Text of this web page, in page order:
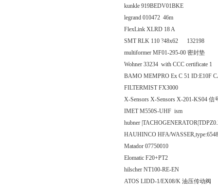
kunkle 919BEDV01BKE
legrand 010472 46m
FlexLink XLRD 18 A
SMT RLK 110 ?48x62 132198
multiformer MF01-295-00 密封垫
Wohner 33234 with CCC certificate 1
BAMO MEMPRO Ex C 51 ID:E10F
FILTERMIST FX3000
X-Sensors X-Sensors X-201-KS04 信
IMET M550S-UHF ism
hubner
HAUHINCO HFA/
Matador 07750010
Elomatic F20+PT2
hilscher NT100-RE-EN
ATOS LIDD-1/EX08/K 油压传动阀